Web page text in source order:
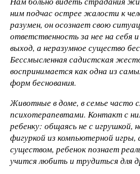
ним подчас острее жалости к
разумен, он осознает свою
ответственность за нее на себя
выход, а неразумное существо
Бессмысленная садистская
воспринимается как одна из
форм беснования.
Животные в доме, в семье часто
психотерапевтами. Контакт с
ребенку: общаясь не с игрушкой,
фигуркой из компьютерной
существом, ребенок познает
учится любить и трудиться для